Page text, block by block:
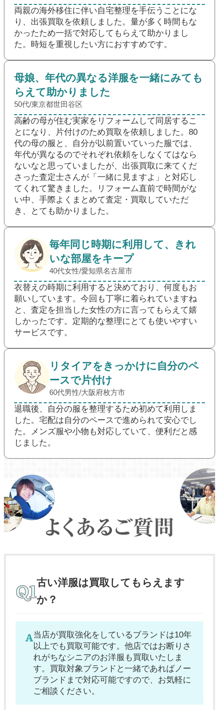
両親の海外移住に伴い自宅整理を手伝うことにな
り、出張買取を依頼しました。量が多く時間もな
かったため一括で対応してもらえて助かりまし
た。時短を重視したい方におすすめです。
母娘、年代の異なる洋服を一緒にみても
らえて助かりました
50代/東京都世田谷区
高齢の母が住む実家をリフォームして同居するこ
とになり、片付けのため買取を依頼しました。80
代の母の服と、自分が以前置いていった服では、
年代が異なるのでそれぞれ依頼をしなくてはなら
ないなと思っていましたが、出張買取に来てくだ
さった査定士さんが「一緒に見ますよ」と対応し
てくれて驚きました。リフォーム直前で時間がな
い中、手際よくまとめて査定・買取していただ
き、とても助かりました。
毎年同じ時期に利用して、きれ
いな部屋をキープ
40代女性/愛知県名古屋市
衣替えの時期に利用すると決めており、何度もお
願いしています。今回も丁寧に着られていますね
と、査定を担当した女性の方に言ってもらえて嬉
しかったです。定期的な整理にとても使いやすい
サービスです。
リタイアをきっかけに自分のペ
ースで片付け
60代男性/大阪府枚方市
退職後、自分の服を整理するため初めて利用しま
した。宅配は自分のペースで進められて安心でし
た。メンズ服や小物も対応していて、便利だと感
じました。
古い洋服は買取してもらえます
か？
当店が買取強化をしているブランドは10年
以上でも買取可能です。他店ではお断りさ
れがちなシニアのお洋服も買取いたしま
す。買取対象ブランドと一緒であればノー
ブランドまで対応可能ですので、お気軽に
ご相談ください。